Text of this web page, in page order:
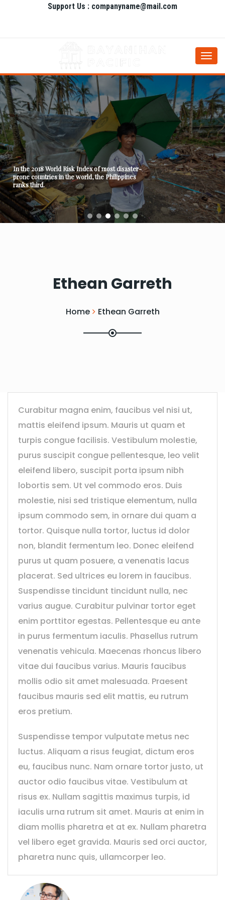
Support Us : companyname@mail.com
In the 2018 World Risk Index of most disaster-
prone countries in the world, the Philippines
ranks third.
Ethean Garreth
Home Ethean Garreth
Curabitur magna enim, faucibus vel nisi ut,
mattis eleifend ipsum. Mauris ut quam et
turpis congue facilisis. Vestibulum molestie,
purus suscipit congue pellentesque, leo velit
eleifend libero, suscipit porta ipsum nibh
lobortis sem. Ut vel commodo eros. Duis
molestie, nisi sed tristique elementum, nulla
ipsum commodo sem, in ornare dui quam a
tortor. Quisque nulla tortor, luctus id dolor
non, blandit fermentum leo. Donec eleifend
purus ut quam posuere, a venenatis lacus
placerat. Sed ultrices eu lorem in faucibus.
Suspendisse tincidunt tincidunt nulla, nec
varius augue. Curabitur pulvinar tortor eget
enim porttitor egestas. Pellentesque eu ante
in purus fermentum iaculis. Phasellus rutrum
venenatis vehicula. Maecenas rhoncus libero
vitae dui faucibus varius. Mauris faucibus
mollis odio sit amet malesuada. Praesent
faucibus mauris sed elit mattis, eu rutrum
eros pretium.
Suspendisse tempor vulputate metus nec
luctus. Aliquam a risus feugiat, dictum eros
eu, faucibus nunc. Nam ornare tortor justo, ut
auctor odio faucibus vitae. Vestibulum at
risus ex. Nullam sagittis maximus turpis, id
iaculis urna rutrum sit amet. Mauris at enim in
diam mollis pharetra et at ex. Nullam pharetra
vel libero eget gravida. Mauris sed orci auctor,
pharetra nunc quis, ullamcorper leo.